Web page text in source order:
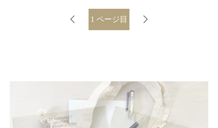
1 ページ目